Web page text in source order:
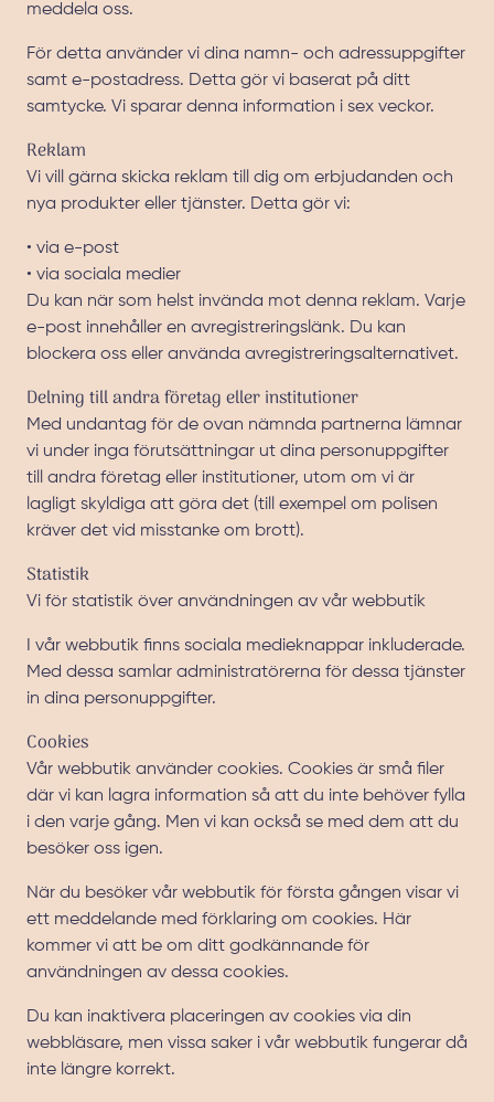
meddela oss.
För detta använder vi dina namn- och adressuppgifter
samt e-postadress. Detta gör vi baserat på ditt
samtycke. Vi sparar denna information i sex veckor.
Reklam
Vi vill gärna skicka reklam till dig om erbjudanden och
nya produkter eller tjänster. Detta gör vi:
• via e-post
• via sociala medier
Du kan när som helst invända mot denna reklam. Varje
e-post innehåller en avregistreringslänk. Du kan
blockera oss eller använda avregistreringsalternativet.
Delning till andra företag eller institutioner
Med undantag för de ovan nämnda partnerna lämnar
vi under inga förutsättningar ut dina personuppgifter
till andra företag eller institutioner, utom om vi är
lagligt skyldiga att göra det (till exempel om polisen
kräver det vid misstanke om brott).
Statistik
Vi för statistik över användningen av vår webbutik
I vår webbutik finns sociala medieknappar inkluderade.
Med dessa samlar administratörerna för dessa tjänster
in dina personuppgifter.
Cookies
Vår webbutik använder cookies. Cookies är små filer
där vi kan lagra information så att du inte behöver fylla
i den varje gång. Men vi kan också se med dem att du
besöker oss igen.
När du besöker vår webbutik för första gången visar vi
ett meddelande med förklaring om cookies. Här
kommer vi att be om ditt godkännande för
användningen av dessa cookies.
Du kan inaktivera placeringen av cookies via din
webbläsare, men vissa saker i vår webbutik fungerar då
inte längre korrekt.